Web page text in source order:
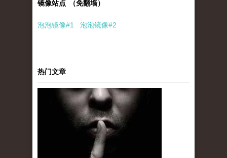
镜像站点 （免翻墙）
泡泡镜像#1 泡泡镜像#2
热门文章